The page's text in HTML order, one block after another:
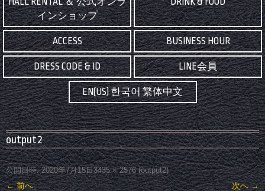
インショップ
ACCESS BUSINESS HOUR
DRESS CODE & ID LINE会員
EN(US) 한국어 繁体中文
output2
公開日時: 2020年7月15日3435 × 2576(output2)
← 前へ 次へ →